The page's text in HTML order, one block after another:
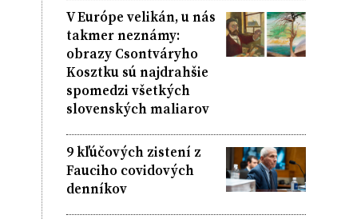
V Európe velikán, u nás
takmer neznámy:
obrazy Csontváryho
Kosztku sú najdrahšie
spomedzi všetkých
slovenských maliarov
9 kľúčových zistení z
Fauciho covidových
denníkov